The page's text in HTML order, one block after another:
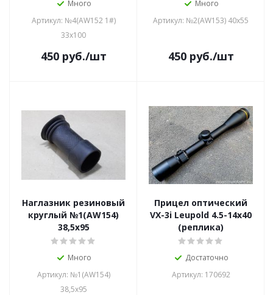
Много
Артикул: №4(AW152 1#)
33х100
450руб./шт
Много
Артикул: №2(AW153) 40х55
450руб./шт
Наглазник резиновый
круглый №1(AW154)
38,5х95
Много
Артикул: №1(AW154)
38,5х95
Прицел оптический
VX-3i Leupold 4.5-14x40
(реплика)
Достаточно
Артикул: 170692